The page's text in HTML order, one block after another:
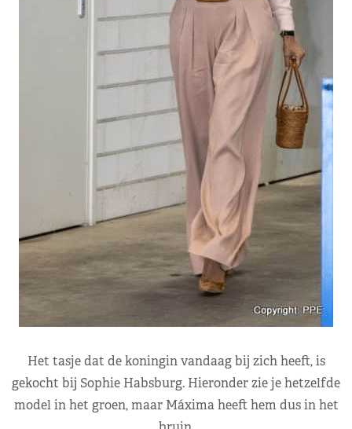
Het tasje dat de koningin vandaag bij zich heeft, is
gekocht bij Sophie Habsburg. Hieronder zie je hetzelfde
model in het groen, maar Máxima heeft hem dus in het